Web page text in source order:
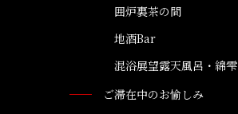
囲炉裏茶の間
地酒Bar
混浴展望露天風呂・綿雫
ご滞在中のお愉しみ